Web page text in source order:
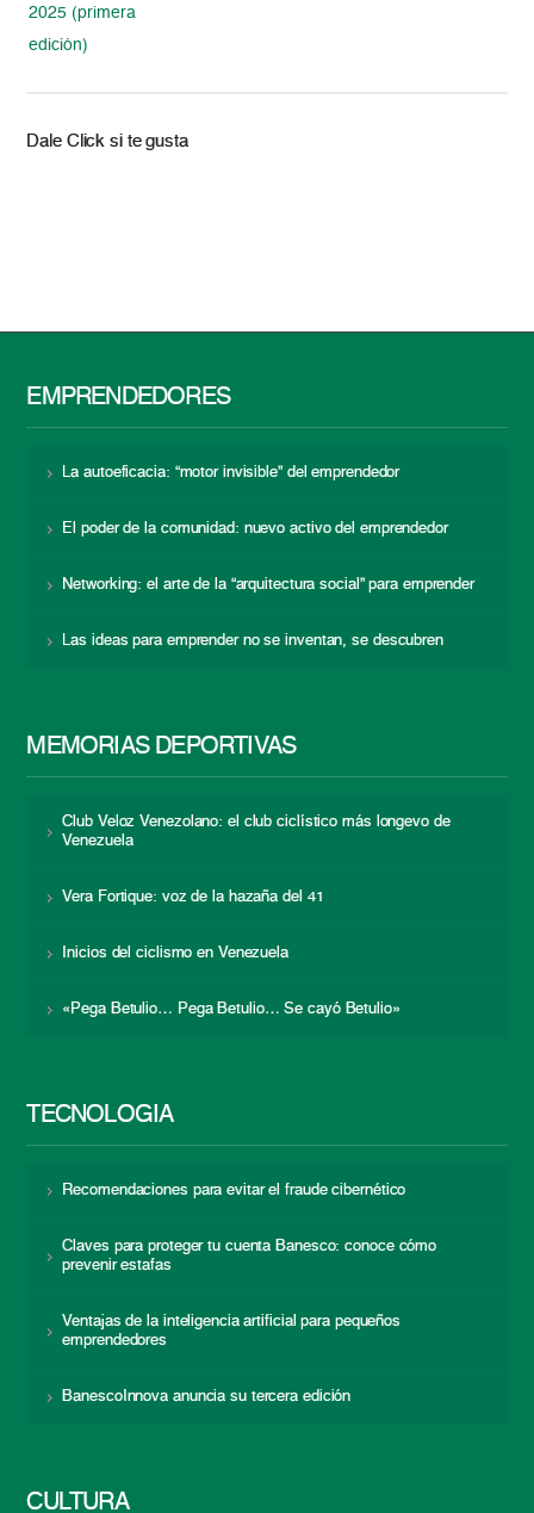
2025 (primera
edición)
Dale Click si te gusta
EMPRENDEDORES
La autoeficacia: “motor invisible” del emprendedor
El poder de la comunidad: nuevo activo del emprendedor
Networking: el arte de la “arquitectura social” para emprender
Las ideas para emprender no se inventan, se descubren
MEMORIAS DEPORTIVAS
Club Veloz Venezolano: el club ciclístico más longevo de
Venezuela
Vera Fortique: voz de la hazaña del 41
Inicios del ciclismo en Venezuela
«Pega Betulio… Pega Betulio… Se cayó Betulio»
TECNOLOGÍA
Recomendaciones para evitar el fraude cibernético
Claves para proteger tu cuenta Banesco: conoce cómo
prevenir estafas
Ventajas de la inteligencia artificial para pequeños
emprendedores
BanescoInnova anuncia su tercera edición
CULTURA